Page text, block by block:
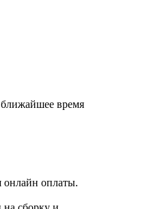
время
онлайн оплаты.